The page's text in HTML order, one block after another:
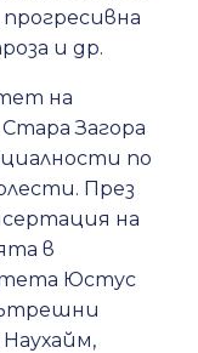
и др.
на
Загора
по
През
на
в
Юстус